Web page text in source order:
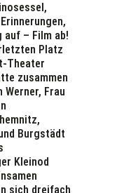
auf – Film ab!
Platz
Theater
zusammen
Werner, Frau
Burgstädt
Kleinod
sich dreifach